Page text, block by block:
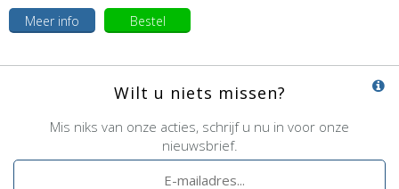
Meer info
Bestel
Wilt u niets missen?
Mis niks van onze acties, schrijf u nu in voor onze
nieuwsbrief.